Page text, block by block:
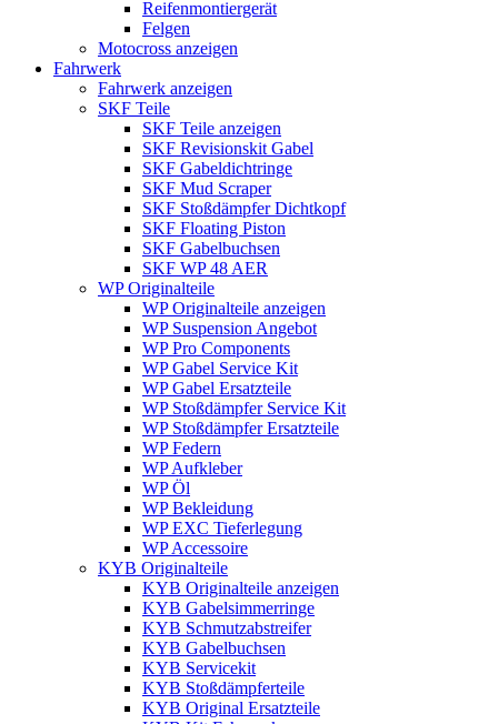
Reifenmontiergerät
Felgen
Motocross anzeigen
Fahrwerk
Fahrwerk anzeigen
SKF Teile
SKF Teile anzeigen
SKF Revisionskit Gabel
SKF Gabeldichtringe
SKF Mud Scraper
SKF Stoßdämpfer Dichtkopf
SKF Floating Piston
SKF Gabelbuchsen
SKF WP 48 AER
WP Originalteile
WP Originalteile anzeigen
WP Suspension Angebot
WP Pro Components
WP Gabel Service Kit
WP Gabel Ersatzteile
WP Stoßdämpfer Service Kit
WP Stoßdämpfer Ersatzteile
WP Federn
WP Aufkleber
WP Öl
WP Bekleidung
WP EXC Tieferlegung
WP Accessoire
KYB Originalteile
KYB Originalteile anzeigen
KYB Gabelsimmerringe
KYB Schmutzabstreifer
KYB Gabelbuchsen
KYB Servicekit
KYB Stoßdämpferteile
KYB Original Ersatzteile